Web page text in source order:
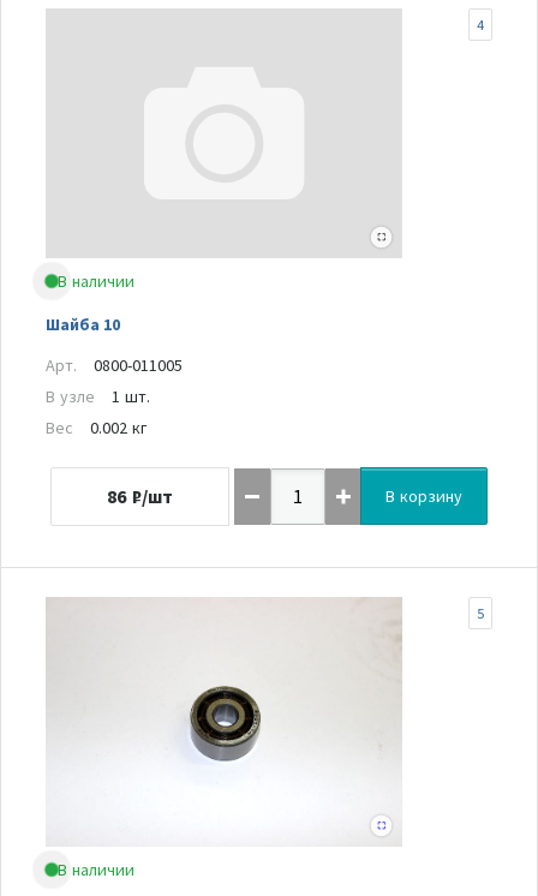
В наличии
Шайба 10
4
Арт.
0800-011005
В узле
1 шт.
Вес
0.002 кг
86 ₽/шт В корзину
В наличии
5